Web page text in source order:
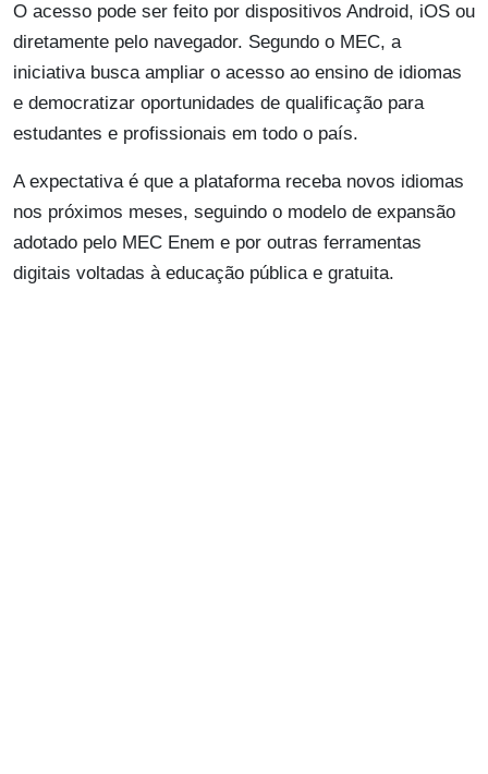
O acesso pode ser feito por dispositivos Android, iOS ou
diretamente pelo navegador. Segundo o MEC, a
iniciativa busca ampliar o acesso ao ensino de idiomas
e democratizar oportunidades de qualificação para
estudantes e profissionais em todo o país.
A expectativa é que a plataforma receba novos idiomas
nos próximos meses, seguindo o modelo de expansão
adotado pelo MEC Enem e por outras ferramentas
digitais voltadas à educação pública e gratuita.